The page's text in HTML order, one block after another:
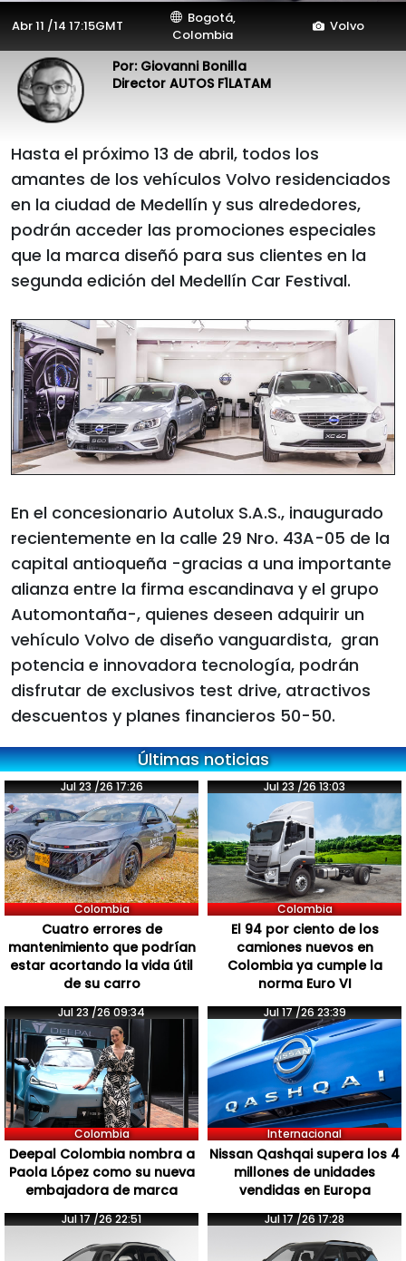
Abr 11 /14 17:15GMT
Bogotá,
Colombia
Volvo
Por: Giovanni Bonilla
Director AUTOS F1LATAM
Hasta el próximo 13 de abril, todos los
amantes de los vehículos Volvo residenciados
en la ciudad de Medellín y sus alrededores,
podrán acceder las promociones especiales
que la marca diseñó para sus clientes en la
segunda edición del Medellín Car Festival.
En el concesionario Autolux S.A.S., inaugurado
recientemente en la calle 29 Nro. 43A-05 de la
capital antioqueña -gracias a una importante
alianza entre la firma escandinava y el grupo
Automontaña-, quienes deseen adquirir un
vehículo Volvo de diseño vanguardista, gran
potencia e innovadora tecnología, podrán
disfrutar de exclusivos test drive, atractivos
descuentos y planes financieros 50-50.
Últimas noticias
Jul 23 /26 17:26
Colombia
Cuatro errores de
mantenimiento que podrían
estar acortando la vida útil
de su carro
Jul 23 /26 13:03
Colombia
El 94 por ciento de los
camiones nuevos en
Colombia ya cumple la
norma Euro VI
Jul 23 /26 09:34
Colombia
Deepal Colombia nombra a
Paola López como su nueva
embajadora de marca
Jul 17 /26 23:39
Internacional
Nissan Qashqai supera los 4
millones de unidades
vendidas en Europa
Jul 17 /26 22:51 Jul 17 /26 17:28